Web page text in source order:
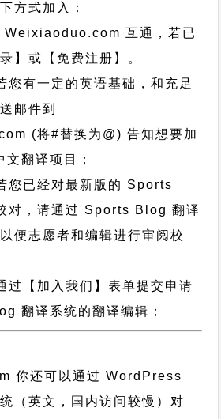
方式加入：
Weixiaoduo.com 互通，若已
】或【免费注册】。
您有一定的英语基础，和充足
邮件到
(将#替换为@) 告知想要加
翻译项目；
您已经对最新版的 Sports
对，请通过 Sports Blog 翻译
便志愿者和编辑进行审阅校
过【加入我们】表单提交申请
翻译系统的翻译编辑；
你还可以通过WordPress
（英文，国内访问较慢）对